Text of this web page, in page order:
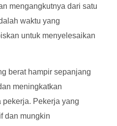
mengangkutnya dari satu
waktu yang
untuk menyelesaikan
berat hampir sepanjang
meningkatkan
pekerja. Pekerja yang
dan mungkin